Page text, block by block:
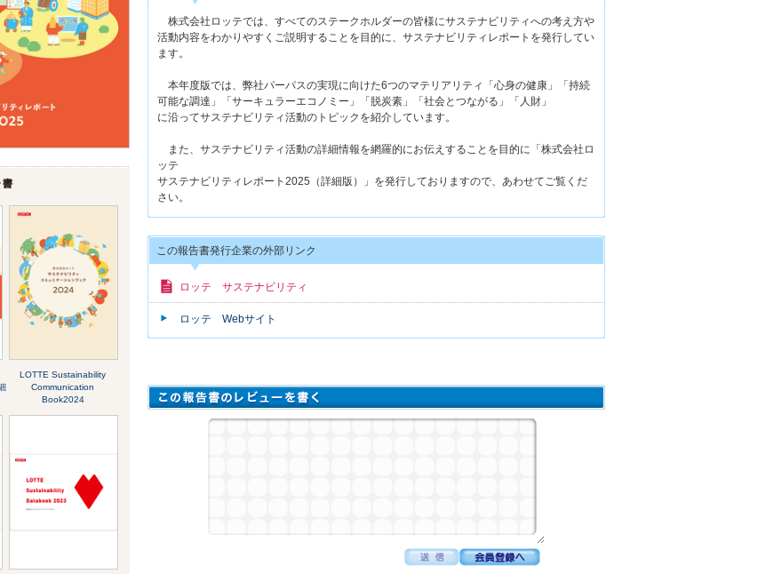
LOTTE Sustainability
Communication
Book2024
株式会社ロッテでは、すべてのステークホルダーの皆様にサステナビリティへの考え方や
活動内容をわかりやすくご説明することを目的に、サステナビリティレポートを発行してい
ます。
本年度版では、弊社パーパスの実現に向けた6つのマテリアリティ「心身の健康」「持続
可能な調達」「サーキュラーエコノミー」「脱炭素」「社会とつながる」「人財」
に沿ってサステナビリティ活動のトピックを紹介しています。
また、サステナビリティ活動の詳細情報を網羅的にお伝えすることを目的に「株式会社ロ
ッテ
サステナビリティレポート2025（詳細版）」を発行しておりますので、あわせてご覧くだ
さい。
この報告書発行企業の外部リンク
ロッテ サステナビリティ
ロッテ Webサイト